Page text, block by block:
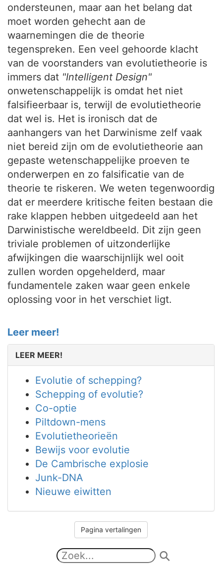
ondersteunen, maar aan het belang dat
moet worden gehecht aan de
waarnemingen die de theorie
tegenspreken. Een veel gehoorde klacht
van de voorstanders van evolutietheorie is
immers dat "Intelligent Design"
onwetenschappelijk is omdat het niet
falsifieerbaar is, terwijl de evolutietheorie
dat wel is. Het is ironisch dat de
aanhangers van het Darwinisme zelf vaak
niet bereid zijn om de evolutietheorie aan
gepaste wetenschappelijke proeven te
onderwerpen en zo falsificatie van de
theorie te riskeren. We weten tegenwoordig
dat er meerdere kritische feiten bestaan die
rake klappen hebben uitgedeeld aan het
Darwinistische wereldbeeld. Dit zijn geen
triviale problemen of uitzonderlijke
afwijkingen die waarschijnlijk wel ooit
zullen worden opgehelderd, maar
fundamentele zaken waar geen enkele
oplossing voor in het verschiet ligt.
Leer meer!
LEER MEER!
Evolutie of schepping?
Schepping of evolutie?
Co-optie
Piltdown-mens
Evolutietheorieën
Bewijs voor evolutie
De Cambrische explosie
Junk-DNA
Nieuwe eiwitten
Pagina vertalingen